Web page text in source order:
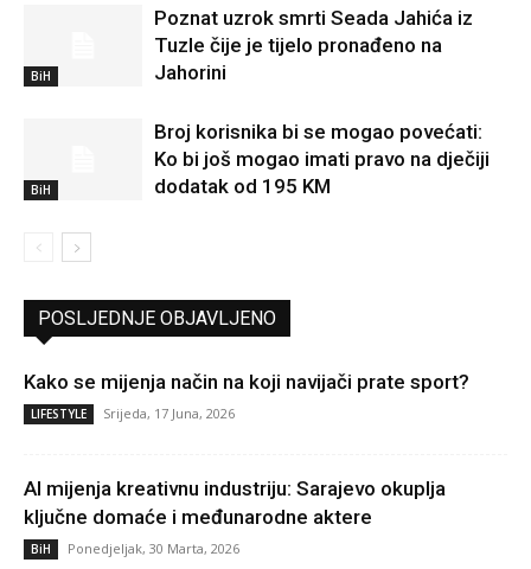
BiH
Poznat uzrok smrti Seada Jahića iz
Tuzle čije je tijelo pronađeno na
Jahorini
BiH
Broj korisnika bi se mogao povećati:
Ko bi još mogao imati pravo na dječiji
dodatak od 195 KM
POSLJEDNJE OBJAVLJENO
Kako se mijenja način na koji navijači prate sport?
LIFESTYLE Srijeda, 17 Juna, 2026
AI mijenja kreativnu industriju: Sarajevo okuplja
ključne domaće i međunarodne aktere
BiH Ponedjeljak, 30 Marta, 2026